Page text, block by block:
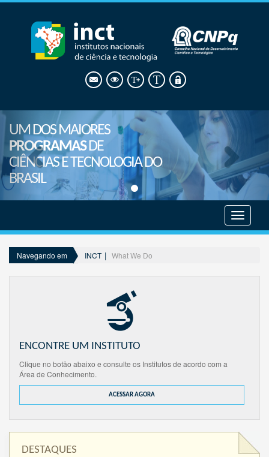
UM DOS MAIORES
PROGRAMASDE
CIÊNCIAS E TECNOLOGIA DO
BRASIL
menu
Navegando em INCT What We Do
ENCONTRE UM INSTITUTO
Clique no botão abaixo e consulte os Institutos de acordo com a
Área de Conhecimento.
ACESSAR AGORA
DESTAQUES